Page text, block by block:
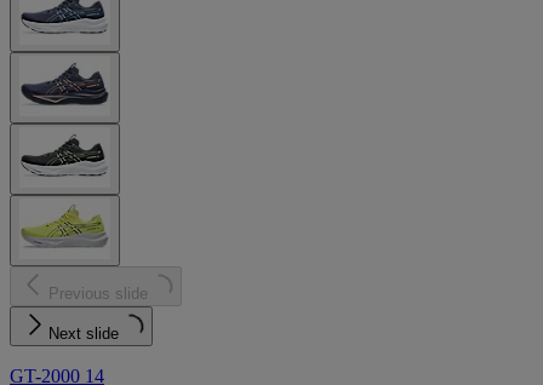
Previous slide
Next slide
GT-2000 14